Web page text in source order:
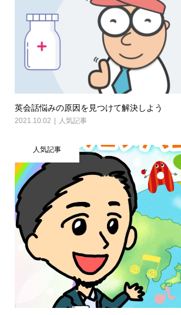
英会話悩みの原因を見つけて解決しよう
2021.10.02 人気記事
人気記事